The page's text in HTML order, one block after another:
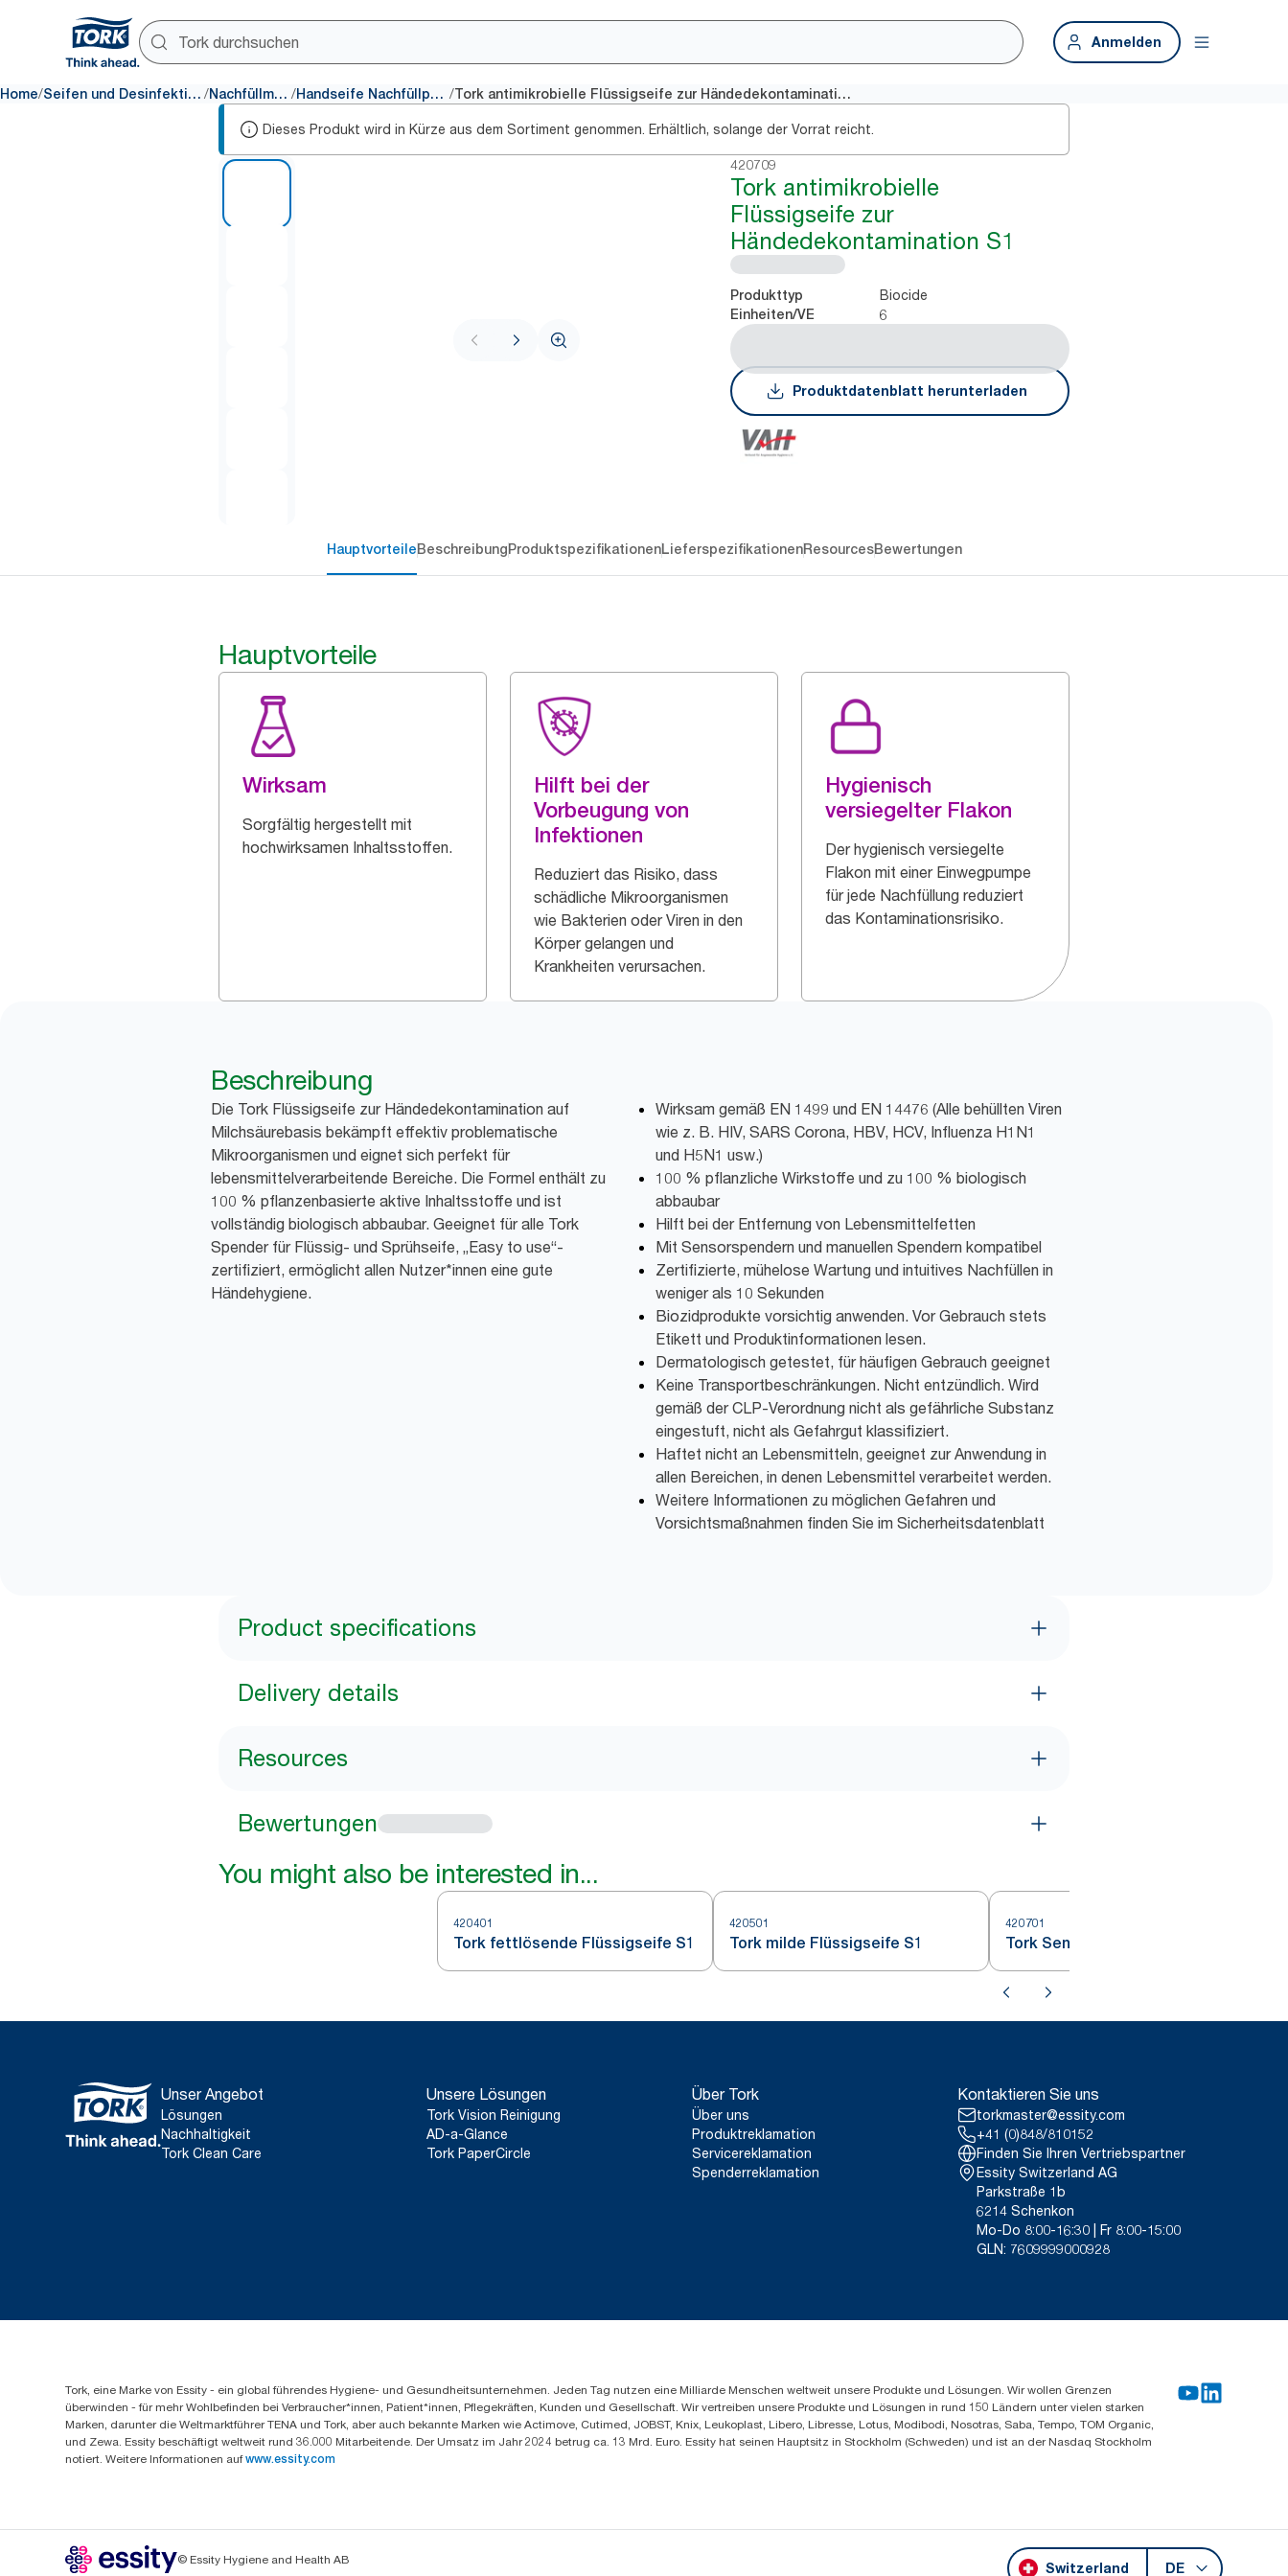
Anmelden
Home/ Seifen und Desinfektionsmittel / Nachfüllmaterial / Handseife Nachfüllpackungen / Tork antimikrobielle Flüssigseife zur Händedekontamination S1
Dieses Produkt wird in Kürze aus dem Sortiment genommen. Erhältlich, solange der Vorrat reicht.
420709
Tork antimikrobielle
Flüssigseife zur
Händedekontamination S1
Produkttyp Biocide
Einheiten/VE 6
Produktdatenblatt herunterladen
HauptvorteileBeschreibungProduktspezifikationenLieferspezifikationenResourcesBewertungen
Hauptvorteile
Wirksam
Sorgfältig hergestellt mit
hochwirksamen Inhaltsstoffen.
Hilft bei der
Vorbeugung von
Infektionen
Reduziert das Risiko, dass
schädliche Mikroorganismen
wie Bakterien oder Viren in den
Körper gelangen und
Krankheiten verursachen.
Hygienisch
versiegelter Flakon
Der hygienisch versiegelte
Flakon mit einer Einwegpumpe
für jede Nachfüllung reduziert
das Kontaminationsrisiko.
Beschreibung
Die Tork Flüssigseife zur Händedekontamination auf
Milchsäurebasis bekämpft effektiv problematische
Mikroorganismen und eignet sich perfekt für
lebensmittelverarbeitende Bereiche. Die Formel enthält zu
100 % pflanzenbasierte aktive Inhaltsstoffe und ist
vollständig biologisch abbaubar. Geeignet für alle Tork
Spender für Flüssig- und Sprühseife, „Easy to use“-
zertifiziert, ermöglicht allen Nutzer*innen eine gute
Händehygiene.
Wirksam gemäß EN 1499 und EN 14476 (Alle behüllten Viren
wie z. B. HIV, SARS Corona, HBV, HCV, Influenza H1N1
und H5N1 usw.)
100 % pflanzliche Wirkstoffe und zu 100 % biologisch
abbaubar
Hilft bei der Entfernung von Lebensmittelfetten
Mit Sensorspendern und manuellen Spendern kompatibel
Zertifizierte, mühelose Wartung und intuitives Nachfüllen in
weniger als 10 Sekunden
Biozidprodukte vorsichtig anwenden. Vor Gebrauch stets
Etikett und Produktinformationen lesen.
Dermatologisch getestet, für häufigen Gebrauch geeignet
Keine Transportbeschränkungen. Nicht entzündlich. Wird
gemäß der CLP-Verordnung nicht als gefährliche Substanz
eingestuft, nicht als Gefahrgut klassifiziert.
Haftet nicht an Lebensmitteln, geeignet zur Anwendung in
allen Bereichen, in denen Lebensmittel verarbeitet werden.
Weitere Informationen zu möglichen Gefahren und
Vorsichtsmaßnahmen finden Sie im Sicherheitsdatenblatt
Product specifications
Delivery details
Resources
Bewertungen
You might also be interested in...
420401
Tork fettlösende Flüssigseife S1
420501
Tork milde Flüssigseife S1
420701
Tork Sensitive Flüssigseife S1
Unser Angebot
Lösungen
Nachhaltigkeit
Tork Clean Care
Unsere Lösungen
Tork Vision Reinigung
AD-a-Glance
Tork PaperCircle
Über Tork
Über uns
Produktreklamation
Servicereklamation
Spenderreklamation
Kontaktieren Sie uns
torkmaster@essity.com
+41 (0)848/810152
Finden Sie Ihren Vertriebspartner
Essity Switzerland AG
Parkstraße 1b
6214 Schenkon
Mo-Do 8:00-16:30 | Fr 8:00-15:00
GLN: 7609999000928
Tork, eine Marke von Essity - ein global führendes Hygiene- und Gesundheitsunternehmen. Jeden Tag nutzen eine Milliarde Menschen weltweit unsere Produkte und Lösungen. Wir wollen Grenzen
überwinden - für mehr Wohlbefinden bei Verbraucher*innen, Patient*innen, Pflegekräften, Kunden und Gesellschaft. Wir vertreiben unsere Produkte und Lösungen in rund 150 Ländern unter vielen starken
Marken, darunter die Weltmarktführer TENA und Tork, aber auch bekannte Marken wie Actimove, Cutimed, JOBST, Knix, Leukoplast, Libero, Libresse, Lotus, Modibodi, Nosotras, Saba, Tempo, TOM Organic,
und Zewa. Essity beschäftigt weltweit rund 36.000 Mitarbeitende. Der Umsatz im Jahr 2024 betrug ca. 13 Mrd. Euro. Essity hat seinen Hauptsitz in Stockholm (Schweden) und ist an der Nasdaq Stockholm
notiert. Weitere Informationen auf www.essity.com
© Essity Hygiene and Health AB
Switzerland DE